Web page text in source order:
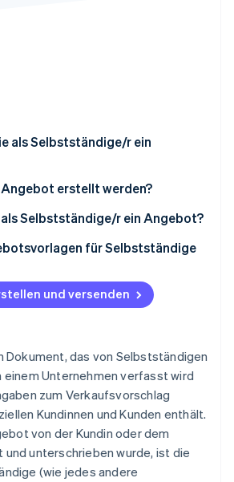
Sie, wie Stripe Lösungen für die
als Selbstständige/r ein
erstellt werden?
Selbstständige/r ein Angebot?
Angeboten von Selbstständigen
für Selbstständige
und versenden
Dokument, das von Selbstständigen
einem Unternehmen verfasst wird
zum Verkaufsvorschlag
Kundinnen und Kunden enthält.
von der Kundin oder dem
unterschrieben wurde, ist die
(wie jedes andere